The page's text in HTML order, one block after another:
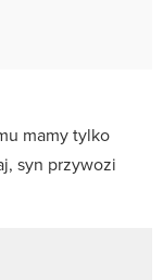
mamy tylko
syn przywozi